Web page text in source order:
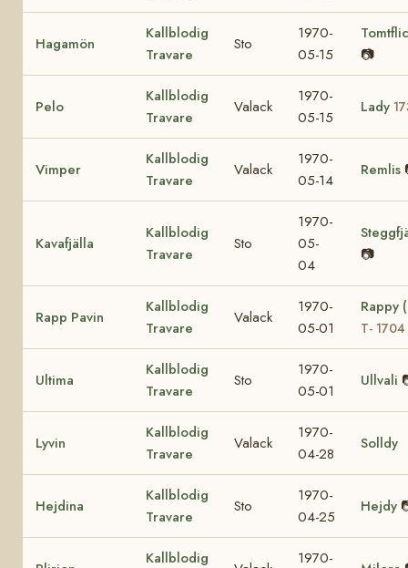
Hagamön
Kallblodig
Travare
Sto
1970-
05-15
📷
Pelo
Kallblodig
Travare
Valack
1970-
05-15
Lady
Vimper
Kallblodig
Travare
Valack
1970-
05-14
Remlis
Kavafjälla
Kallblodig
Travare
Sto
1970-
05-
04
📷
Rapp Pavin
Kallblodig
Travare
Valack
1970-
05-01
Rappy
T- 1704
Ultima
Kallblodig
Travare
Sto
1970-
05-01
Ullvali
Lyvin
Kallblodig
Travare
Valack
1970-
04-28
Solldy
Hejdina
Kallblodig
Travare
Sto
1970-
04-25
Hejdy
Kallblodig
1970-